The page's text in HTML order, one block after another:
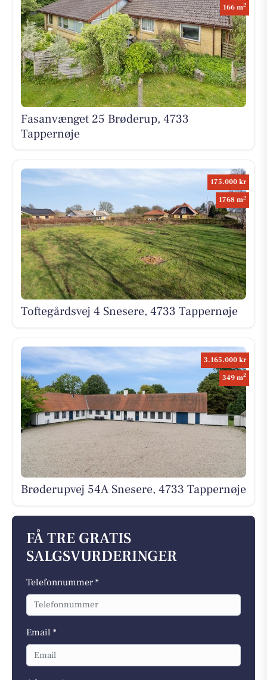
166 m2
Fasanvænget 25 Brøderup, 4733
Tappernøje
175.000 kr
1768 m2
Toftegårdsvej 4 Snesere, 4733 Tappernøje
3.165.000 kr
349 m2
Brøderupvej 54A Snesere, 4733 Tappernøje
FÅ TRE GRATIS
SALGSVURDERINGER
Telefonnummer *
Email *